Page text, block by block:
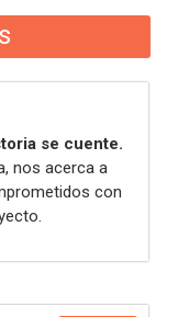
se cuente.
nos acerca a
con